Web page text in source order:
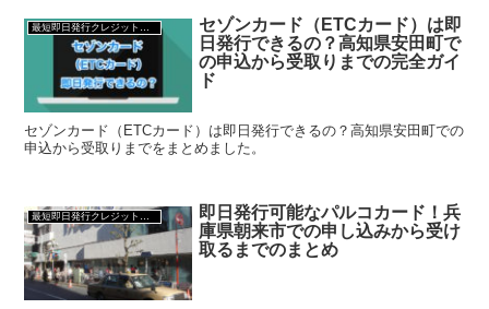
最短即日発行クレジットカード
セゾンカード（ETCカード）は即
日発行できるの？高知県安田町で
の申込から受取りまでの完全ガイ
ド
セゾンカード（ETCカード）は即日発行できるの？高知県安田町での
申込から受取りまでをまとめました。
即日発行可能なパルコカード！兵
庫県朝来市での申し込みから受け
取るまでのまとめ